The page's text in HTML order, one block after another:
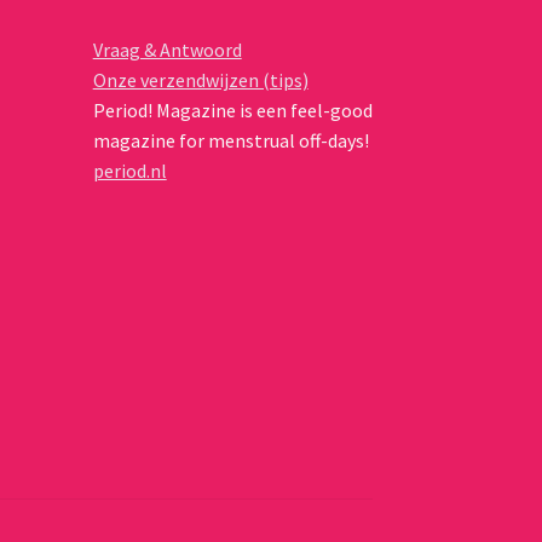
Vraag & Antwoord
Onze verzendwijzen (tips)
Period! Magazine is een feel-good
magazine for menstrual off-days!
period.nl